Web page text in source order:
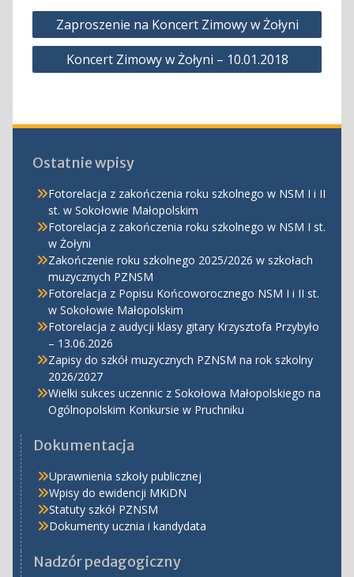
Nawigacja
wpisu
Zaproszenie na Koncert Zimowy w Żołyni
Koncert Zimowy w Żołyni – 10.01.2018
Ostatnie wpisy
Fotorelacja z zakończenia roku szkolnego w NSM I i II
st. w Sokołowie Małopolskim
Fotorelacja z zakończenia roku szkolnego w NSM I st.
w Żołyni
Zakończenie roku szkolnego 2025/2026 w szkołach
muzycznych PZNSM
Fotorelacja z Popisu Końcoworocznego NSM I i II st.
w Sokołowie Małopolskim
Fotorelacja z audycji klasy gitary Krzysztofa Przybyło
– 13.06.2026
Zapisy do szkół muzycznych PZNSM na rok szkolny
2026/2027
Wielki sukces uczennic z Sokołowa Małopolskiego na
Ogólnopolskim Konkursie w Pruchniku
Dokumentacja
Uprawnienia szkoły publicznej
Wpisy do ewidencji MKiDN
Statuty szkół PZNSM
Dokumenty ucznia i kandydata
Nadzór pedagogiczny